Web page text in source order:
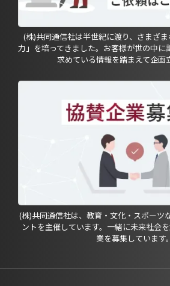
(株)共同通信社は半世紀に渡り、さまざ
力」を培ってきました。お客様が世の中に
求めている情報を踏まえて企画
(株)共同通信社は、教育・文化・スポーツ
ントを主催しています。一緒に未来社会
業を募集しています。